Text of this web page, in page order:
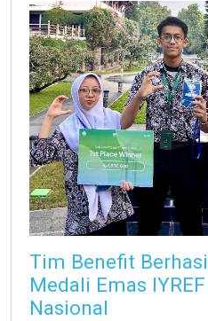
Tim Benefit
Medali Emas
Nasional